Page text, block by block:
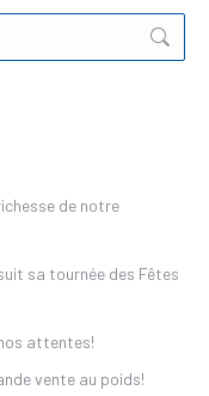
de notre
sa tournée des Fêtes
attentes!
vente au poids!